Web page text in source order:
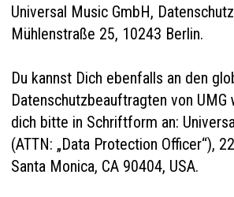
Universal Music GmbH,
Mühlenstraße 25, 10243 Berlin.
Du kannst Dich ebenfalls an den
Datenschutzbeauftragten von UMG
dich bitte in Schriftform an:
(ATTN: „Data Protection Officer“),
Santa Monica, CA 90404, USA.